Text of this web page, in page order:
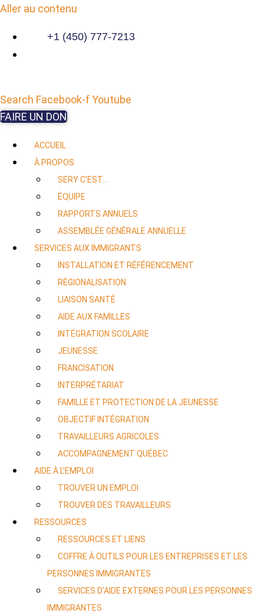
Aller au contenu
+1 (450) 777-7213
Search Facebook-fYoutube
FAIRE UN DON
ACCUEIL
À PROPOS
SERY C’EST…
ÉQUIPE
RAPPORTS ANNUELS
ASSEMBLÉE GÉNÉRALE ANNUELLE
SERVICES AUX IMMIGRANTS
INSTALLATION ET RÉFÉRENCEMENT
RÉGIONALISATION
LIAISON SANTÉ
AIDE AUX FAMILLES
INTÉGRATION SCOLAIRE
JEUNESSE
FRANCISATION
INTERPRÉTARIAT
FAMILLE ET PROTECTION DE LA JEUNESSE
OBJECTIF INTÉGRATION
TRAVAILLEURS AGRICOLES
ACCOMPAGNEMENT QUÉBEC
AIDE À L’EMPLOI
TROUVER UN EMPLOI
TROUVER DES TRAVAILLEURS
RESSOURCES
RESSOURCES ET LIENS
COFFRE À OUTILS POUR LES ENTREPRISES ET LES
PERSONNES IMMIGRANTES
SERVICES D’AIDE EXTERNES POUR LES PERSONNES
IMMIGRANTES